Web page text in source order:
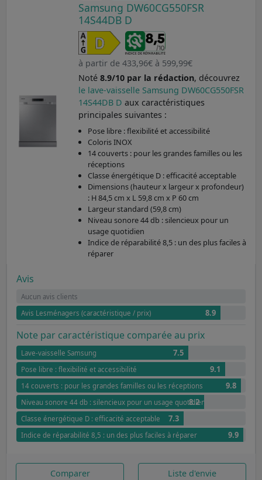
Samsung DW60CG550FSR
14S44DB D
à partir de 433,96€ à 599,99€
Noté 8.9/10 par la rédaction, découvrez
le lave-vaisselle Samsung DW60CG550FSR
14S44DB D aux caractéristiques
principales suivantes :
Pose libre : flexibilité et accessibilité
Coloris INOX
14 couverts : pour les grandes familles ou les
réceptions
Classe énergétique D : efficacité acceptable
Dimensions (hauteur x largeur x profondeur)
: H 84,5 cm x L 59,8 cm x P 60 cm
Largeur standard (59,8 cm)
Niveau sonore 44 db : silencieux pour un
usage quotidien
Indice de réparabilité 8,5 : un des plus faciles à
réparer
Avis
Aucun avis clients
Avis Lesménagers (caractéristique / prix)
8.9
Note par caractéristique comparée au prix
Lave-vaisselle Samsung 7.5
Pose libre : flexibilité et accessibilité 9.1
14 couverts : pour les grandes familles ou les réceptions 9.8
Niveau sonore 44 db : silencieux pour un usage quotidien
8.2
Classe énergétique D : efficacité acceptable 7.3
Indice de réparabilité 8,5 : un des plus faciles à réparer 9.9
Comparer Liste d'envie